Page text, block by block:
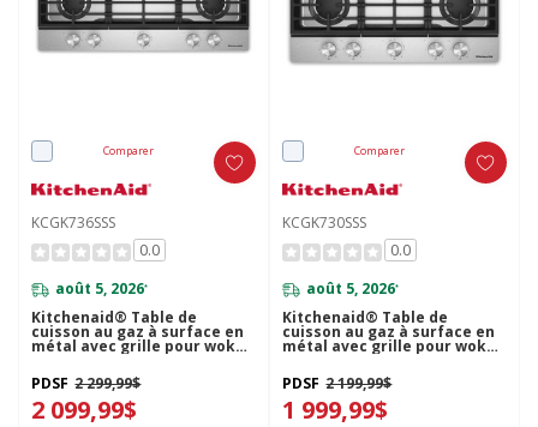
Comparer
KCGK736SSS
0.0
août 5, 2026*
Kitchenaid® Table de
cuisson au gaz à surface en
métal avec grille pour wok
intégrée et fini CookShield™
KCGK736SSS
PDSF 2 299,99$
2 099,99$
Comparer
KCGK730SSS
0.0
août 5, 2026*
Kitchenaid® Table de
cuisson au gaz à surface en
métal avec grille pour wok
intégrée et fini CookShield™
KCGK730SSS
PDSF 2 199,99$
1 999,99$